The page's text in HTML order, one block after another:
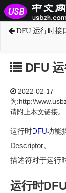
DFU 运行时接
DFU
2022-02-17
为:http://
请附上本文链接。
运行时DFU功能
Descriptor。
描述符对于运行
运行时